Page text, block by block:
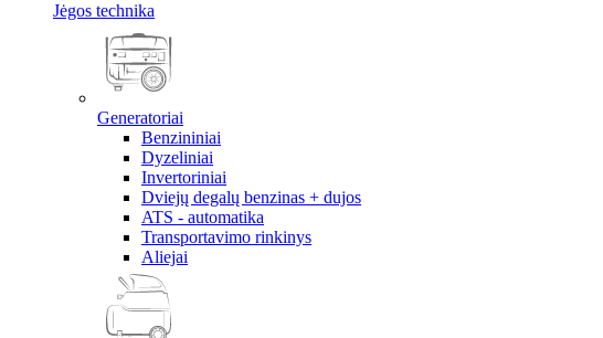
Jėgos technika
Generatoriai
Benzininiai
Dyzeliniai
Invertoriniai
Dviejų degalų benzinas + dujos
ATS - automatika
Transportavimo rinkinys
Aliejai